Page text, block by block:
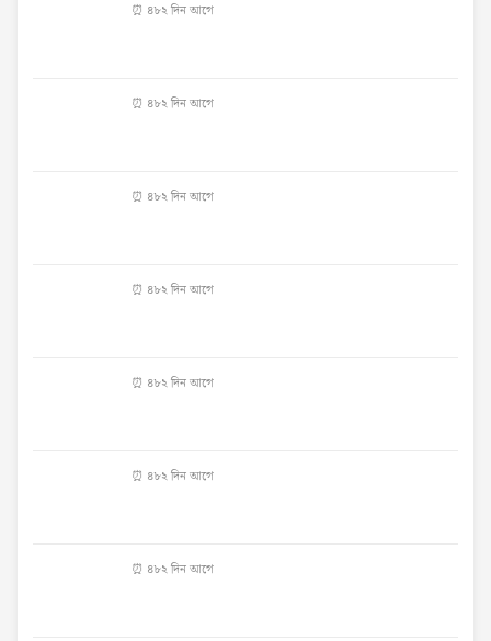
⏰ ৪৮২ দিন আগে
⏰ ৪৮২ দিন আগে
⏰ ৪৮২ দিন আগে
⏰ ৪৮২ দিন আগে
⏰ ৪৮২ দিন আগে
⏰ ৪৮২ দিন আগে
⏰ ৪৮২ দিন আগে